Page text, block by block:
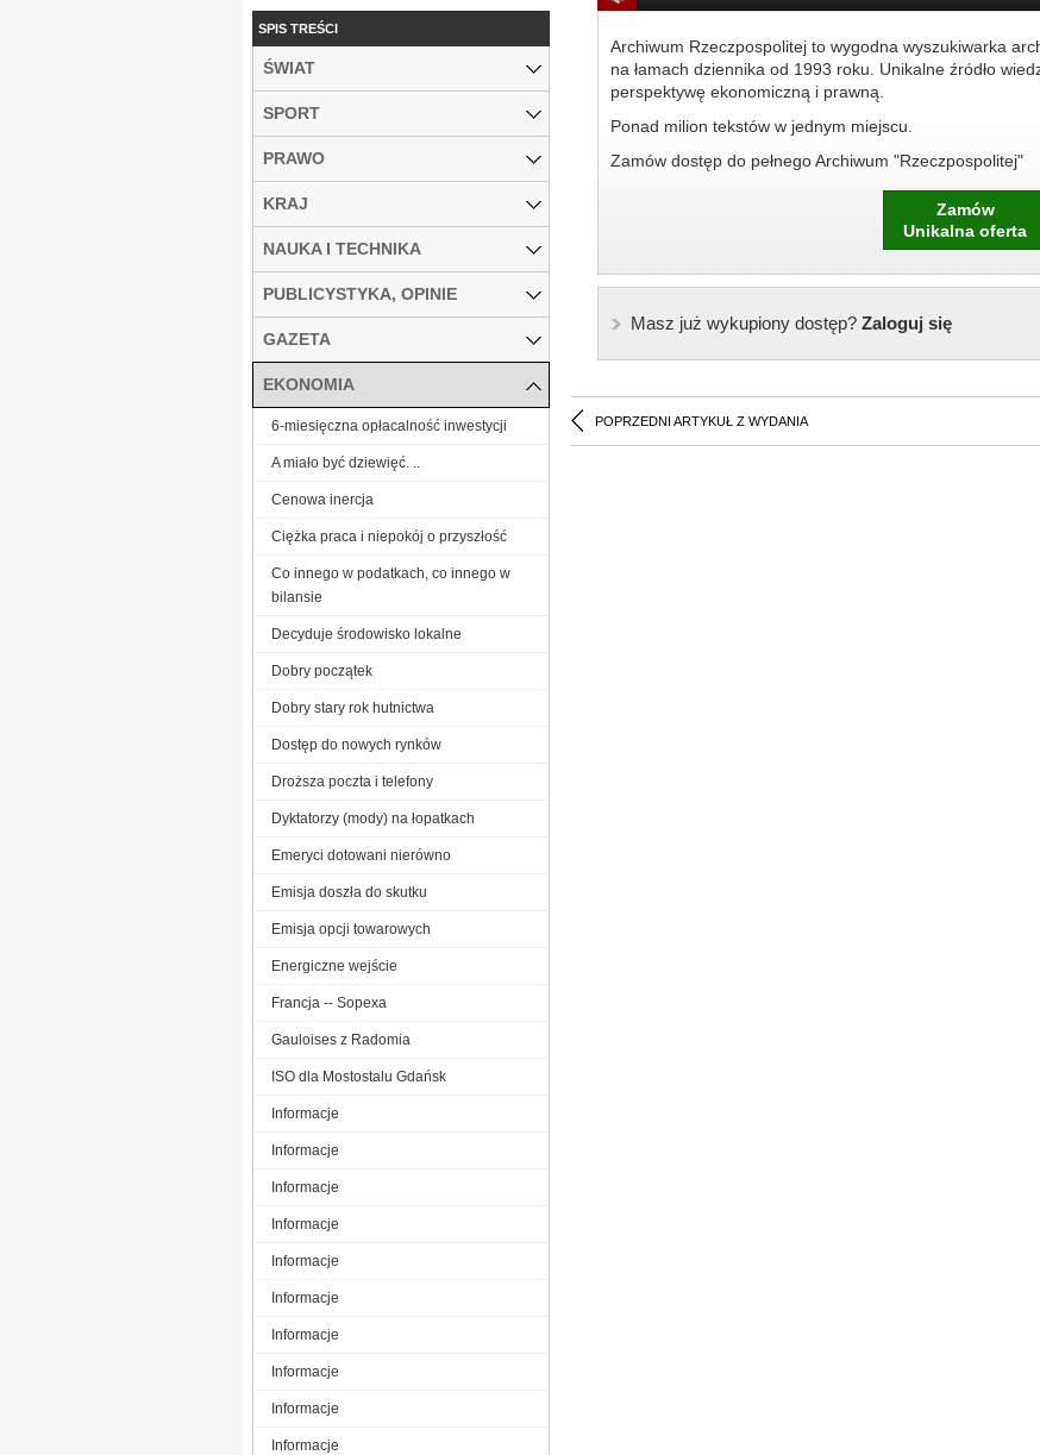
Archiwum Rzeczpospolitej to wygodna wyszukiwarka
na łamach dziennika od 1993 roku. Unikalne źródło
perspektywę ekonomiczną i prawną.
Ponad milion tekstów w jednym miejscu.
Zamów dostęp do pełnego Archiwum "Rzeczpospolitej"
Zamów
Unikalna oferta
Masz już wykupiony dostęp?Zaloguj się
POPRZEDNI ARTYKUŁ Z WYDANIA
SPIS TREŚCI
ŚWIAT
SPORT
PRAWO
KRAJ
NAUKA I TECHNIKA
PUBLICYSTYKA, OPINIE
GAZETA
EKONOMIA
6-miesięczna opłacalność inwestycji
A miało być dziewięć. ..
Cenowa inercja
Ciężka praca i niepokój o przyszłość
Co innego w podatkach, co innego w
bilansie
Decyduje środowisko lokalne
Dobry początek
Dobry stary rok hutnictwa
Dostęp do nowych rynków
Droższa poczta i telefony
Dyktatorzy (mody) na łopatkach
Emeryci dotowani nierówno
Emisja doszła do skutku
Emisja opcji towarowych
Energiczne wejście
Francja -- Sopexa
Gauloises z Radomia
ISO dla Mostostalu Gdańsk
Informacje
Informacje
Informacje
Informacje
Informacje
Informacje
Informacje
Informacje
Informacje
Informacje